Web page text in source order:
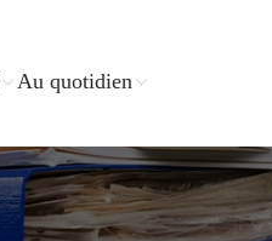
Au quotidien